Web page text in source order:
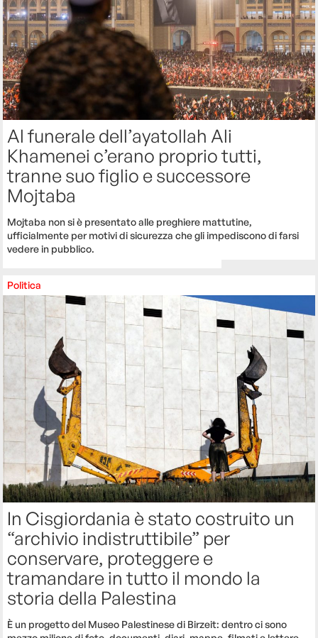
Al funerale dell’ayatollah Ali
Khamenei c’erano proprio tutti,
tranne suo figlio e successore
Mojtaba
Mojtaba non si è presentato alle preghiere mattutine,
ufficialmente per motivi di sicurezza che gli impediscono di farsi
vedere in pubblico.
Politica
In Cisgiordania è stato costruito un
“archivio indistruttibile” per
conservare, proteggere e
tramandare in tutto il mondo la
storia della Palestina
È un progetto del Museo Palestinese di Birzeit: dentro ci sono